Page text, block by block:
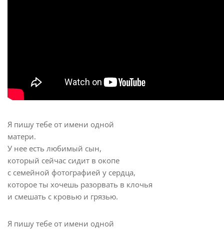
Я пишу тебе от имени одной
матери.
У нее есть любимый сын,
который сейчас сидит в окопе
с семейной фотографией у сердца,
которое ты хочешь разорвать в клочья
и смешать с кровью и грязью.
Я пишу тебе от имени одной